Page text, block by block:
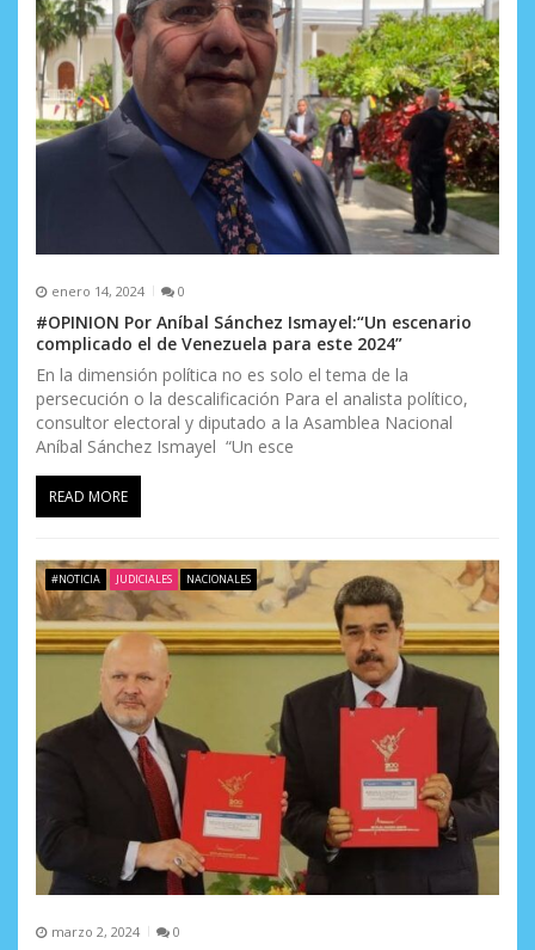
r
a
d
a
enero 14, 2024 0
#OPINION Por Aníbal Sánchez Ismayel:“Un escenario
complicado el de Venezuela para este 2024”
En la dimensión política no es solo el tema de la
persecución o la descalificación Para el analista político,
consultor electoral y diputado a la Asamblea Nacional
Aníbal Sánchez Ismayel “Un esce
READ MORE
#NOTICIA JUDICIALES NACIONALES
marzo 2, 2024 0